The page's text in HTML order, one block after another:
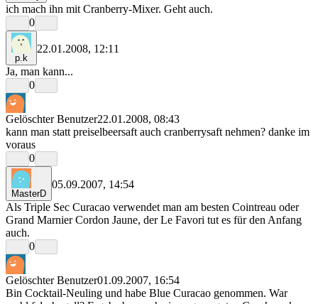
ich mach ihn mit Cranberry-Mixer. Geht auch.
0
p.k
22.01.2008, 12:11
Ja, man kann...
0
Gelöschter Benutzer22.01.2008, 08:43
kann man statt preiselbeersaft auch cranberrysaft nehmen? danke im
voraus
0
MasterD
05.09.2007, 14:54
Als Triple Sec Curacao verwendet man am besten Cointreau oder
Grand Marnier Cordon Jaune, der Le Favori tut es für den Anfang
auch.
0
Gelöschter Benutzer01.09.2007, 16:54
Bin Cocktail-Neuling und habe Blue Curacao genommen. War